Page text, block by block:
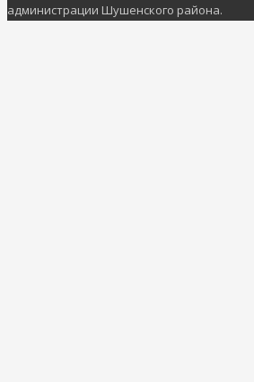
администрации Шушенского района.